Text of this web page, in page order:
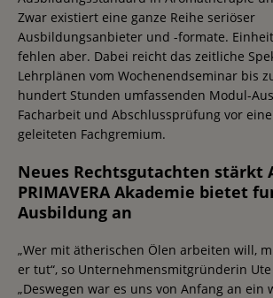
Zwar existiert eine ganze Reihe seriöser
Ausbildungsanbieter und -formate.
fehlen aber. Dabei reicht das zeitliche
Lehrplänen vom Wochenendseminar bis
hundert Stunden umfassenden Modul-
Facharbeit und Abschlussprüfung vor
geleiteten Fachgremium.
Neues Rechtsgutachten stärkt
PRIMAVERA Akademie bietet
Ausbildung an
„Wer mit ätherischen Ölen arbeiten will,
er tut“, so Unternehmensmitgründerin Ute
„Deswegen war es uns von Anfang an ein